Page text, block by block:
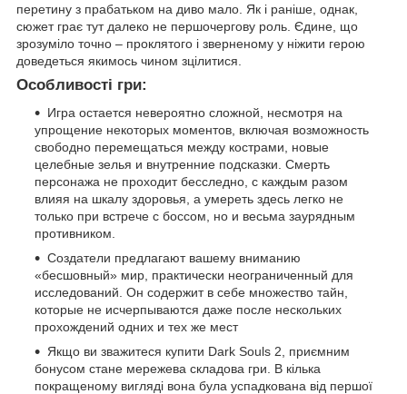
перетину з прабатьком на диво мало. Як і раніше, однак,
сюжет грає тут далеко не першочергову роль. Єдине, що
зрозуміло точно – проклятого і зверненому у ніжити герою
доведеться якимось чином зцілитися.
Особливості гри:
Игра остается невероятно сложной, несмотря на
упрощение некоторых моментов, включая возможность
свободно перемещаться между кострами, новые
целебные зелья и внутренние подсказки. Смерть
персонажа не проходит бесследно, с каждым разом
влияя на шкалу здоровья, а умереть здесь легко не
только при встрече с боссом, но и весьма заурядным
противником.
Создатели предлагают вашему вниманию
«бесшовный» мир, практически неограниченный для
исследований. Он содержит в себе множество тайн,
которые не исчерпываются даже после нескольких
прохождений одних и тех же мест
Якщо ви зважитеся купити Dark Souls 2, приємним
бонусом стане мережева складова гри. В кілька
покращеному вигляді вона була успадкована від першої